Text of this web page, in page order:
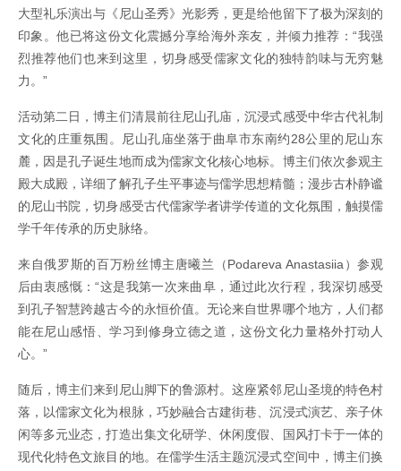
大型礼乐演出与《尼山圣秀》光影秀，更是给他留下了极为深刻的
印象。他已将这份文化震撼分享给海外亲友，并倾力推荐：“我强
烈推荐他们也来到这里，切身感受儒家文化的独特韵味与无穷魅
力。”
活动第二日，博主们清晨前往尼山孔庙，沉浸式感受中华古代礼制
文化的庄重氛围。尼山孔庙坐落于曲阜市东南约28公里的尼山东
麓，因是孔子诞生地而成为儒家文化核心地标。博主们依次参观主
殿大成殿，详细了解孔子生平事迹与儒学思想精髓；漫步古朴静谧
的尼山书院，切身感受古代儒家学者讲学传道的文化氛围，触摸儒
学千年传承的历史脉络。
来自俄罗斯的百万粉丝博主唐曦兰（Podareva Anastasiia）参观
后由衷感慨：“这是我第一次来曲阜，通过此次行程，我深切感受
到孔子智慧跨越古今的永恒价值。无论来自世界哪个地方，人们都
能在尼山感悟、学习到修身立德之道，这份文化力量格外打动人
心。”
随后，博主们来到尼山脚下的鲁源村。这座紧邻尼山圣境的特色村
落，以儒家文化为根脉，巧妙融合古建街巷、沉浸式演艺、亲子休
闲等多元业态，打造出集文化研学、休闲度假、国风打卡于一体的
现代化特色文旅目的地。在儒学生活主题沉浸式空间中，博主们换